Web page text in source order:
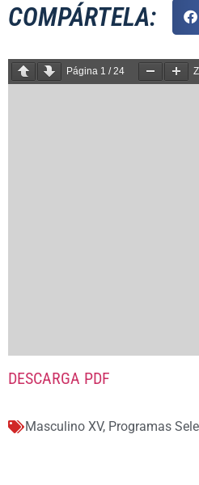
COMPÁRTELA:
Página 1 /24
DESCARGA PDF
Masculino XV, Programas